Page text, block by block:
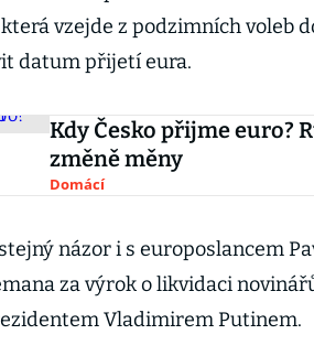
vzejde z podzimních voleb
datum přijetí eura.
Kdy Česko přijme euro?
změně měny
Domácí
názor i s europoslancem
za výrok o likvidaci
Vladimirem Putinem.